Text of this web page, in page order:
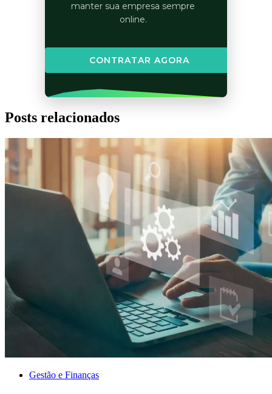
manter sua empresa sempre
online.
CONTRATAR AGORA
Posts relacionados
Gestão e Finanças